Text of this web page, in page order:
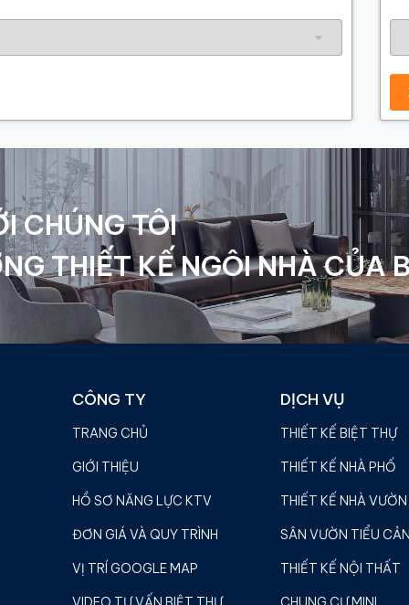
CHÚNG TÔI
THIẾT KẾ NGÔI NHÀ CỦA
CÔNG TY
TRANG CHỦ
GIỚI THIỆU
HỒ SƠ NĂNG LỰC KTV
ĐƠN GIÁ VÀ QUY TRÌNH
VỊ TRÍ GOOGLE MAP
DỊCH VỤ
THIẾT KẾ BIỆT THỰ
THIẾT KẾ NHÀ PHỐ
THIẾT KẾ NHÀ VƯỜN
SÂN VƯỜN TIỂU
THIẾT KẾ NỘI THẤT